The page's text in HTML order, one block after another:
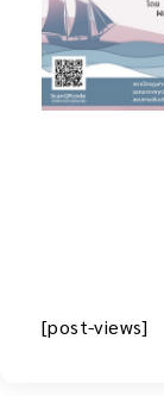
[post-views]